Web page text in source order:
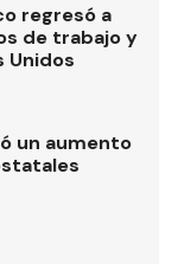
regresó a
de trabajo y
Unidos
un aumento